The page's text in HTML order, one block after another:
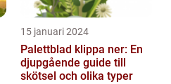
15 januari 2024
Palettblad klippa ner: En
djupgående guide till
skötsel och olika typer